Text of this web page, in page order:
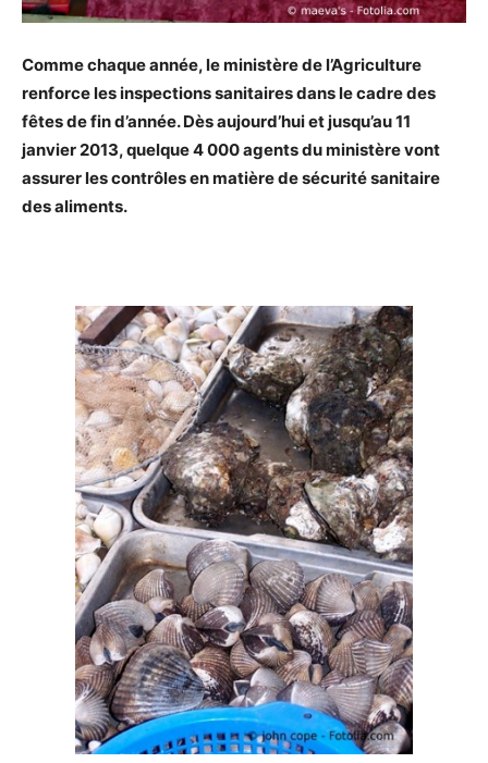
Comme chaque année, le ministère de l’Agriculture
renforce les inspections sanitaires dans le cadre des
fêtes de fin d’année. Dès aujourd’hui et jusqu’au 11
janvier 2013, quelque 4 000 agents du ministère vont
assurer les contrôles en matière de sécurité sanitaire
des aliments.